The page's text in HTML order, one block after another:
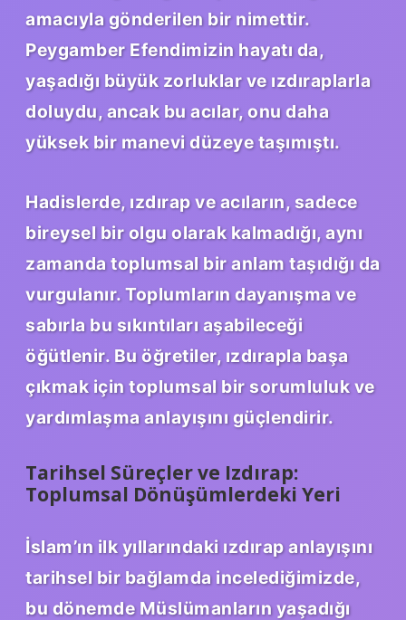
amacıyla gönderilen bir nimettir.
Peygamber Efendimizin hayatı da,
yaşadığı büyük zorluklar ve ızdıraplarla
doluydu, ancak bu acılar, onu daha
yüksek bir manevi düzeye taşımıştı.
Hadislerde, ızdırap ve acıların, sadece
bireysel bir olgu olarak kalmadığı, aynı
zamanda toplumsal bir anlam taşıdığı da
vurgulanır. Toplumların dayanışma ve
sabırla bu sıkıntıları aşabileceği
öğütlenir. Bu öğretiler, ızdırapla başa
çıkmak için toplumsal bir sorumluluk ve
yardımlaşma anlayışını güçlendirir.
Tarihsel Süreçler ve Izdırap:
Toplumsal Dönüşümlerdeki Yeri
İslam’ın ilk yıllarındaki ızdırap anlayışını
tarihsel bir bağlamda incelediğimizde,
bu dönemde Müslümanların yaşadığı